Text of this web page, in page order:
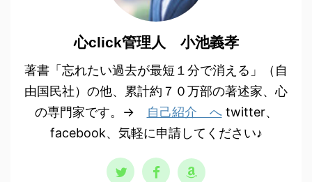
心click管理人 小池義孝
著書「忘れたい過去が最短１分で消える」（自
由国民社）の他、累計約７０万部の著述家、心
の専門家です。→
自己紹介 へtwitter、
facebook、気軽に申請してください♪